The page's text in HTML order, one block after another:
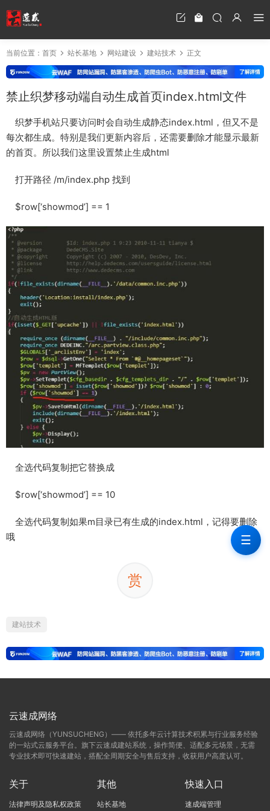
当前位置： 首页 站长基地 网站建设 建站技术 正文
禁止织梦移动端自动生成首页index.html文件
织梦手机站只要访问时会自动生成静态index.html，但又不是
每次都生成。特别是我们更新内容后，还需要删除才能显示最新
的首页。所以我们这里设置禁止生成html
打开路径 /m/index.php 找到
$row[‘showmod’] == 1
全选代码复制把它替换成
$row[‘showmod’] == 10
全选代码复制如果m目录已有生成的index.html，记得要删除
哦
赏
建站技术
云速成网络
云速成网络（YUNSUCHENG）—— 依托多年云计算技术积累与行业服务经验
的一站式云服务平台。旗下云速成建站系统，操作简便、适配多元场景，无需
专业技术即可快速建站，搭配全周期安全与售后支持，收获用户高度认可。
关于
法律声明及隐私权政策
其他
站长基地
快速入口
速成端管理
☰